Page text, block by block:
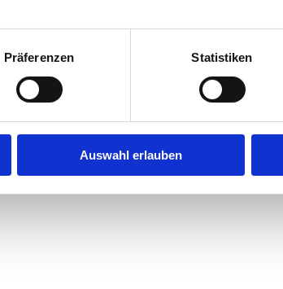
Präferenzen Statistiken
Auswahl erlauben